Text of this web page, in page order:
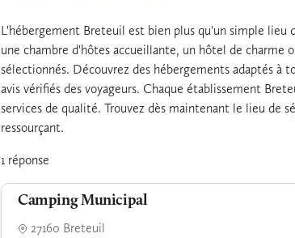
L'hébergement Breteuil est bien plus qu'un simple lieu
une chambre d'hôtes accueillante, un hôtel de charme
sélectionnés. Découvrez des hébergements adaptés
avis vérifiés des voyageurs. Chaque établissement
services de qualité. Trouvez dès maintenant le lieu de
ressourçant.
1 réponse
Camping Municipal
27160 Breteuil